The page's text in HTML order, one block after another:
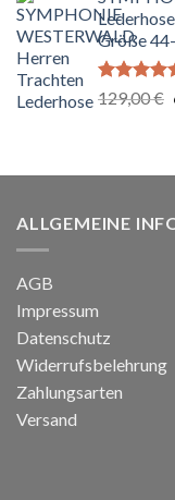
Größe
Bewertet
5.00
129,00€
ALLGEMEINE
AGB
Impressum
Datenschutz
Widerrufsbelehrung
Zahlungsarten
Versand